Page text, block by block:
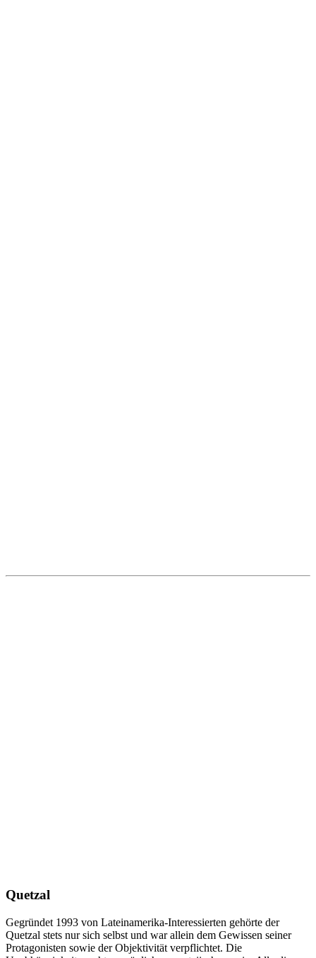
Quetzal
Gegründet 1993 von Lateinamerika-Interessierten gehörte der
Quetzal stets nur sich selbst und war allein dem Gewissen seiner
Protagonisten sowie der Objektivität verpflichtet. Die